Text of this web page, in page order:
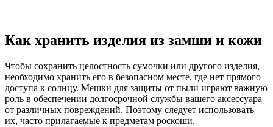
Как хранить изделия из замши и кожи
Чтобы сохранить целостность сумочки или другого изделия,
необходимо хранить его в безопасном месте, где нет прямого
доступа к солнцу. Мешки для защиты от пыли играют важную
роль в обеспечении долгосрочной службы вашего аксессуара
от различных повреждений. Поэтому следует использовать
их, часто прилагаемые к предметам роскоши.